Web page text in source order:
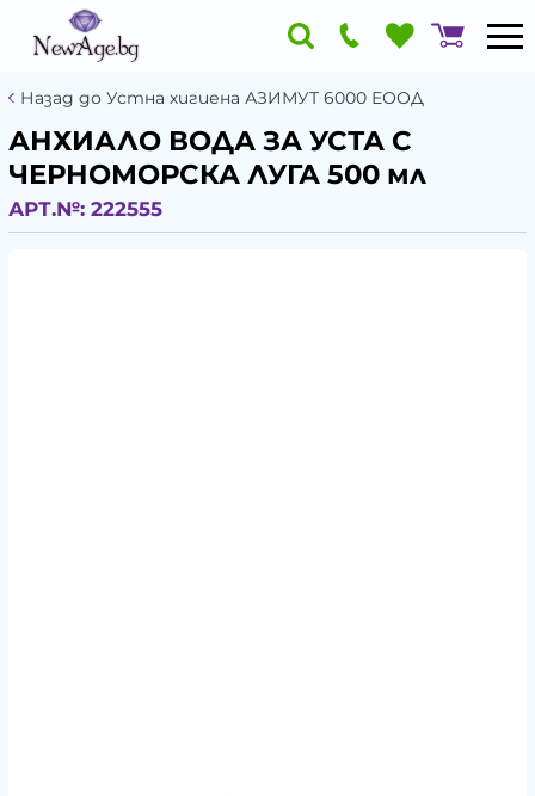
Назад до Устна хигиена АЗИМУТ 6000 ЕООД
АНХИАЛО ВОДА ЗА УСТА С
ЧЕРНОМОРСКА ЛУГА 500 мл
АРТ.№: 222555